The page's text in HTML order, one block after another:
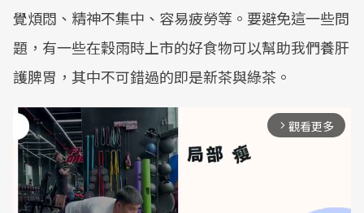
覺煩悶、精神不集中、容易疲勞等。要避免這一些問
題，有一些在穀雨時上市的好食物可以幫助我們養肝
護脾胃，其中不可錯過的即是新茶與綠茶。
arrow_forward_ios 觀看更多